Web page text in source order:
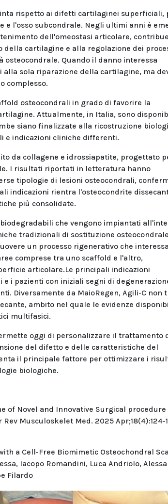
rispetto ai difetti cartilaginei superficiali,
l'osso subcondrale. Negli ultimi anni è
dell'omeostasi articolare,
cartilagine e alla regolazione dei
Quando il danno interessa
sola riparazione della cartilagine, ma
complesso.
osteocondrali in grado di favorire la
Attualmente, in Italia, sono
siano finalizzate alla ricostruzione
e indicazioni cliniche differenti.
da collagene e idrossiapatite, progettato
I risultati riportati in letteratura hanno
tipologie di lesioni osteocondrali,
indicazioni rientra l'osteocondrite
più consolidate.
che vengono impiantati
tradizionali di sostituzione
un processo rigenerativo che
comprese tra uno scaffold e l'altro,
articolare.Le principali indicazioni
i pazienti con iniziali segni di
Diversamente da MaioRegen, Agili-C non
ambito nel quale le evidenze
multifasici.
oggi di personalizzare il trattamento
del difetto e delle caratteristiche del
il principale fattore per ottimizzare i
biologiche.
of Novel and Innovative Surgical procedure
Musculoskelet Med. 2025 Apr;18(4):124-
a Cell-Free Biomimetic Osteochondral
Iacopo Romandini, Luca Andriolo,
Filardo